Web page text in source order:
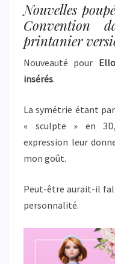
Nouvelles
Convention
printanier
Nouveauté pour
insérés.
La symétrie étant
« sculpte » en 3D,
expression leur
mon goût.
Peut-être aurait-il
personnalité.